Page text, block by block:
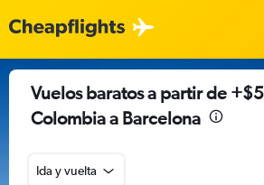
Vuelos baratos a partir de
Colombia a Barcelona
Ida y vuelta